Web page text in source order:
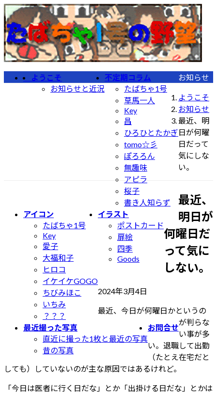
コ
ン
テ
ン
ツ
ナ
ビ
ゲ
ー
シ
ようこそ
お知らせと近況
不定期コラム
たばちゃ1号
草馬一人
Key
昌
ひろひとたかぎ
tomo☆彡
ぽろろん
無趣味
アピラ
桜子
書き人知らず
アイコン
たばちゃ1号
Key
愛子
大福和子
ヒロコ
イケイケGOGO
ちびみほこ
いちみ
？？？
イラスト
ポストカード
扉絵
四季
Goods
最近撮った写真
直近に撮った1枚と最近の写真
昔の写真
お問合せ
お知らせ
ようこそ
お知らせ
最近、明
日が何曜
日だって
気にしな
い。
最近、
明日が
何曜日だ
って気に
しない。
2024年3月4日
更
新
日
時
最近、今日が何曜日かというの
が判らな
い事が多
い。退職して出勤
（たとえ在宅だと
しても）していないのが主な原因ではあるけれど。
「今日は医者に行く日だな」とか「出掛ける日だな」とかは